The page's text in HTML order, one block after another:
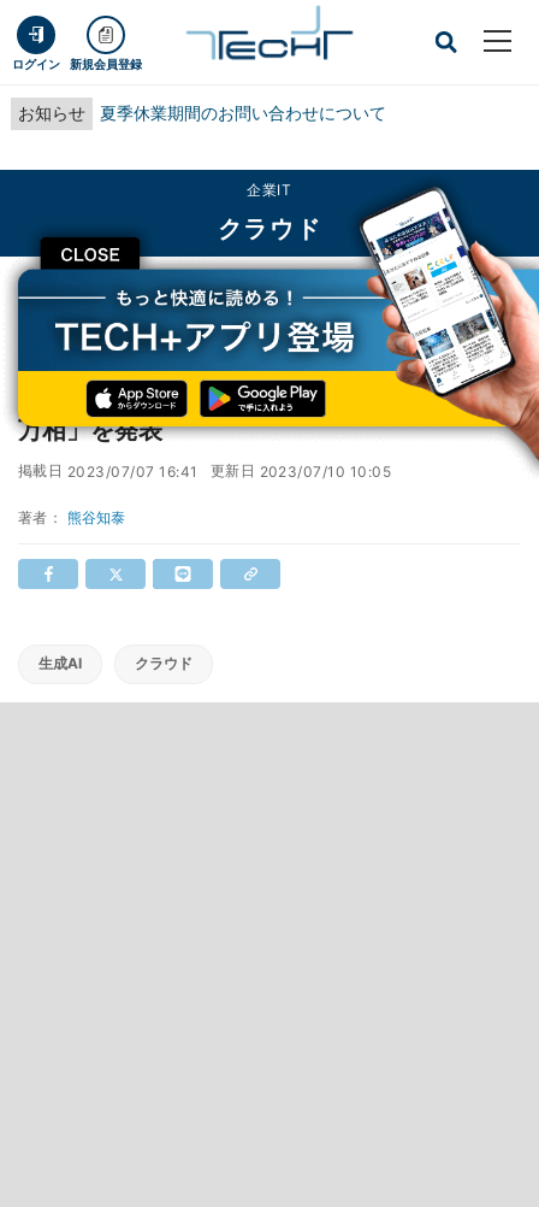
ログイン 新規会員登録
お知らせ 夏季休業期間のお問い合わせについて
CLOSE
企業IT
クラウド
TECH+ 企業IT
クラウド
アリババクラウド、画像生成AIモデル「通義万相」を発表
アリババクラウド、画像生成AIモデル「通義
万相」を発表
掲載日 2023/07/07 16:41 更新日 2023/07/10 10:05
著者： 熊谷知泰
生成AI クラウド